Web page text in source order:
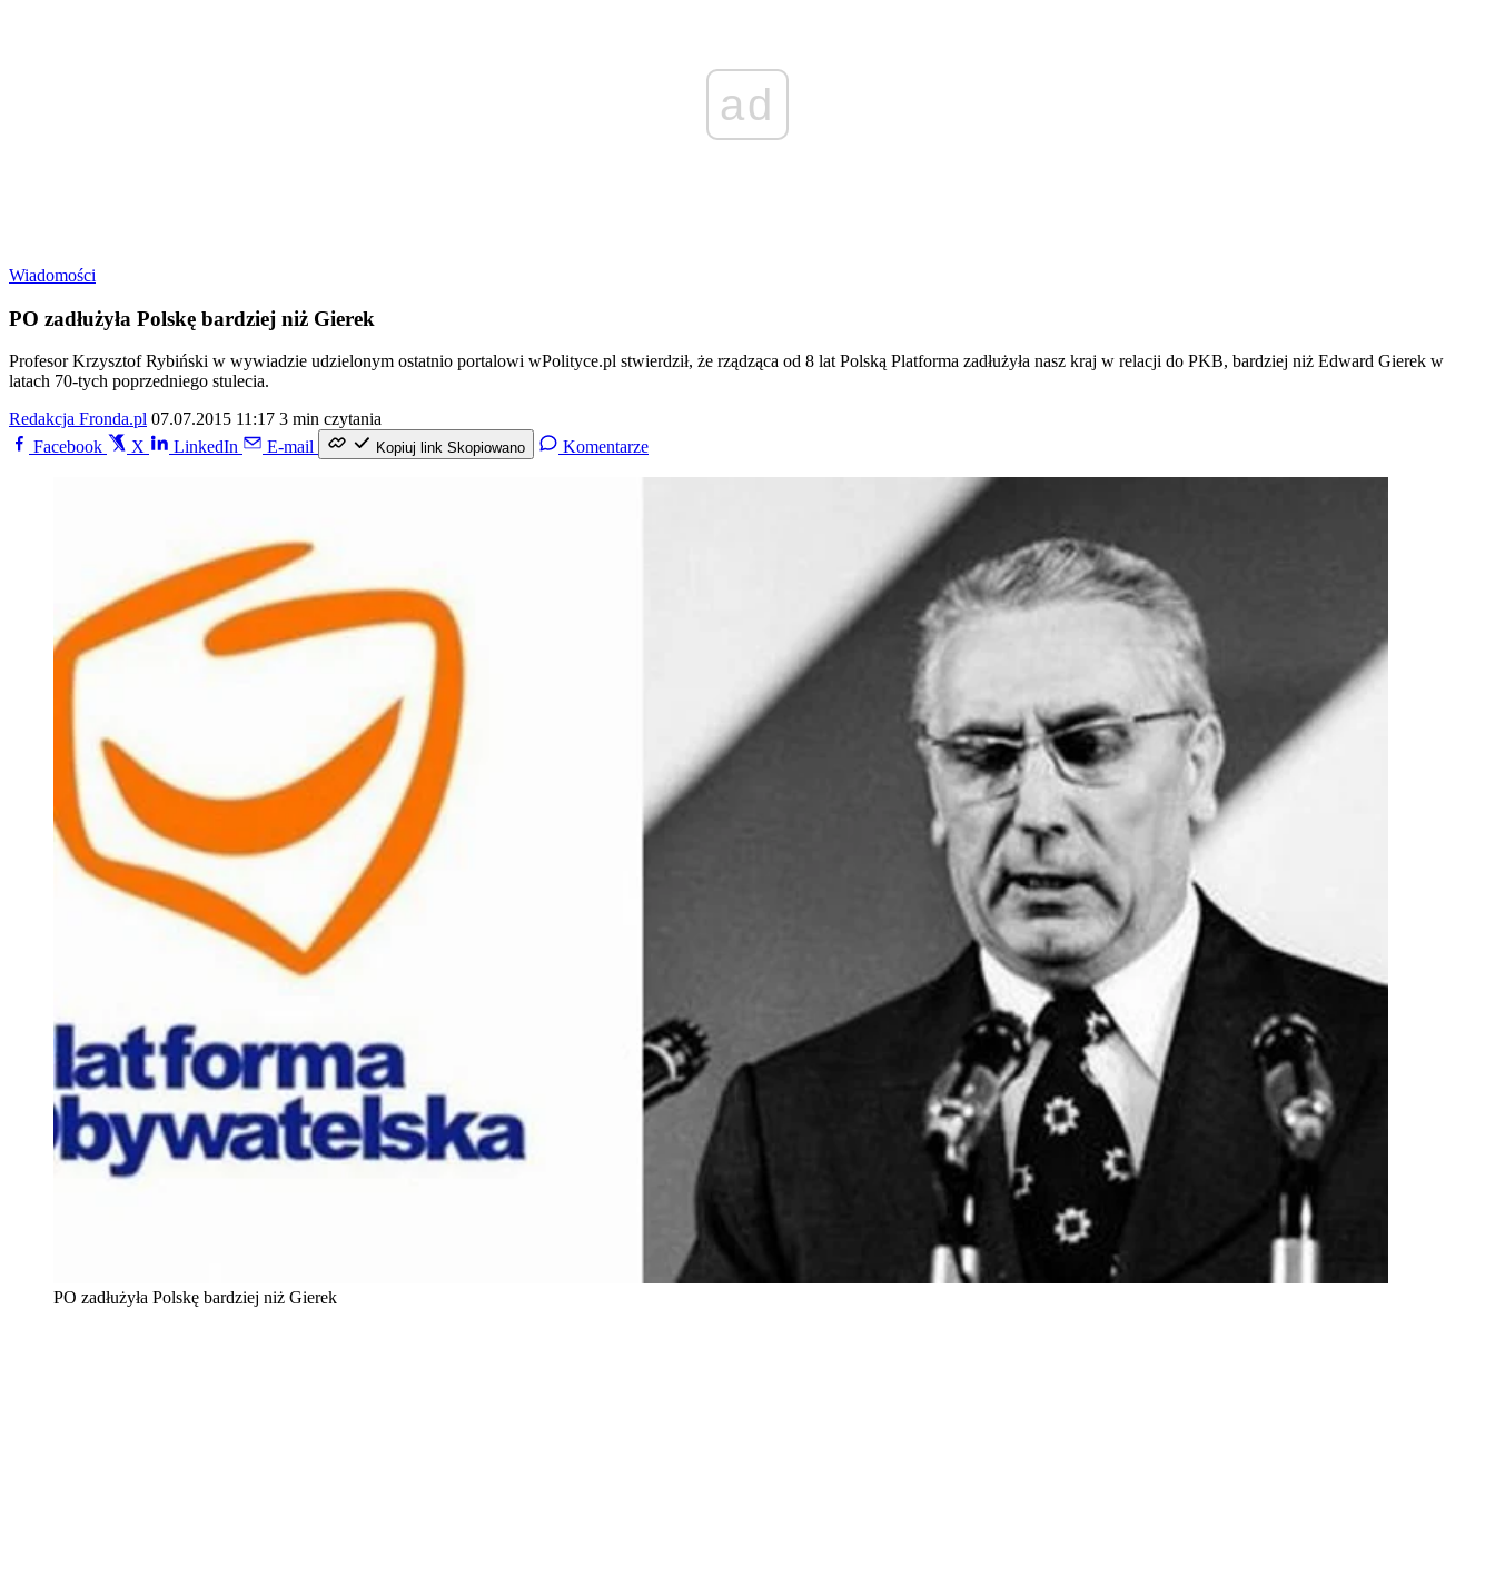
ad
Wiadomości
PO zadłużyła Polskę bardziej niż Gierek
Profesor Krzysztof Rybiński w wywiadzie udzielonym ostatnio portalowi wPolityce.pl stwierdził, że rządząca od 8 lat Polską Platforma zadłużyła nasz kraj w relacji do PKB, bardziej niż Edward Gierek w
latach 70-tych poprzedniego stulecia.
Redakcja Fronda.pl 07.07.2015 11:17 3 min czytania
Facebook
X LinkedIn E-mail Kopiuj link Skopiowano Komentarze
PO zadłużyła Polskę bardziej niż Gierek